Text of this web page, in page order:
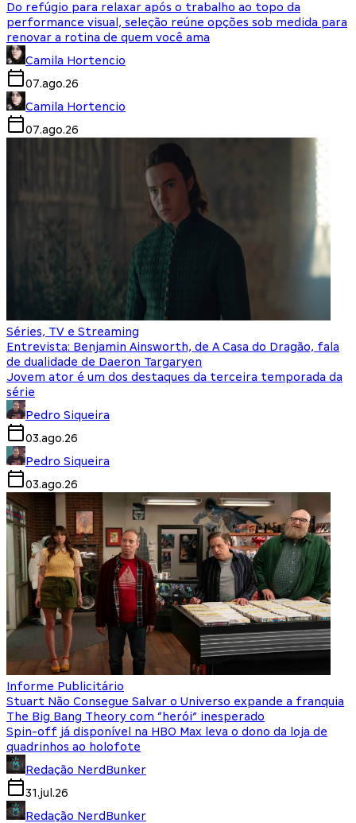
Do refúgio para relaxar após o trabalho ao topo da
performance visual, seleção reúne opções sob medida para
renovar a rotina de quem você ama
Camila Hortencio
07.ago.26
Camila Hortencio
07.ago.26
Séries, TV e Streaming
Entrevista: Benjamin Ainsworth, de A Casa do Dragão, fala
de dualidade de Daeron Targaryen
Jovem ator é um dos destaques da terceira temporada da
série
Pedro Siqueira
03.ago.26
Pedro Siqueira
03.ago.26
Informe Publicitário
Stuart Não Consegue Salvar o Universo expande a franquia
The Big Bang Theory com “herói” inesperado
Spin-off já disponível na HBO Max leva o dono da loja de
quadrinhos ao holofote
Redação NerdBunker
31.jul.26
Redação NerdBunker